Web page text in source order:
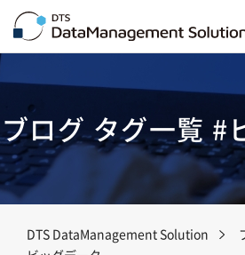
ブログ タグ一覧 #
DTS DataManagement Solution